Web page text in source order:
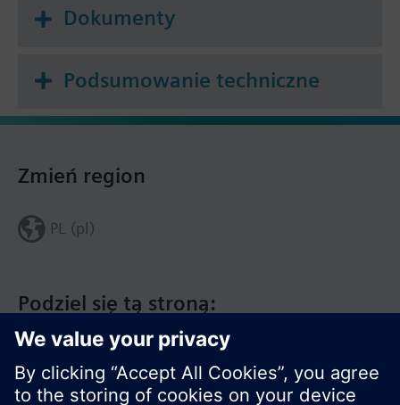
Dokumenty
Podsumowanie techniczne
Podziel się tą stroną:
Zmień region
PL (pl)